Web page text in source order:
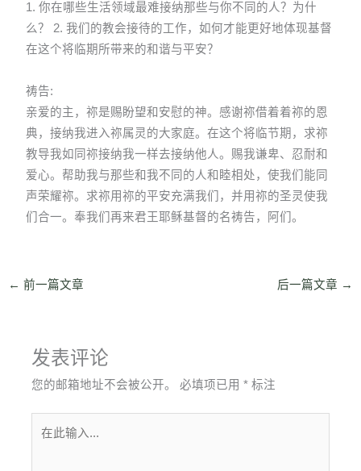
1. 你在哪些生活领域最难接纳那些与你不同的人？为什
么？ 2. 我们的教会接待的工作，如何才能更好地体现基督
在这个将临期所带来的和谐与平安？
祷告:
亲爱的主，祢是赐盼望和安慰的神。感谢祢借着着祢的恩
典，接纳我进入祢属灵的大家庭。在这个将临节期，求祢
教导我如同祢接纳我一样去接纳他人。赐我谦卑、忍耐和
爱心。帮助我与那些和我不同的人和睦相处，使我们能同
声荣耀祢。求祢用祢的平安充满我们，并用祢的圣灵使我
们合一。奉我们再来君王耶稣基督的名祷告，阿们。
← 前一篇文章 后一篇文章 →
发表评论
您的邮箱地址不会被公开。 必填项已用* 标注